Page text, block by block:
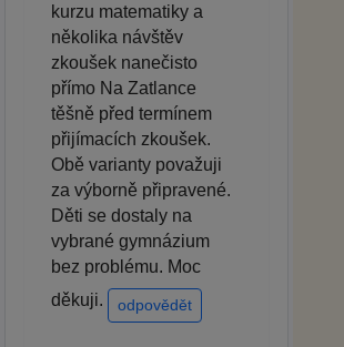
kurzu matematiky a
několika návštěv
zkoušek nanečisto
přímo Na Zatlance
těšně před termínem
přijímacích zkoušek.
Obě varianty považuji
za výborně připravené.
Děti se dostaly na
vybrané gymnázium
bez problému. Moc
děkuji.
odpovědět